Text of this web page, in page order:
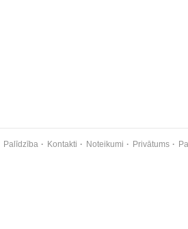
Palīdzība Kontakti Noteikumi Privātums